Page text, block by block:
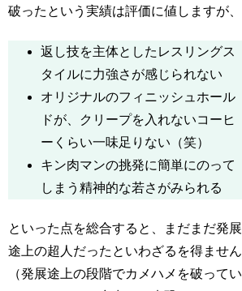
破ったという実績は評価に値しますが、
返し技を主体としたレスリングス
タイルに力強さが感じられない
オリジナルのフィニッシュホール
ドが、クリープを入れないコーヒ
ーくらい一味足りない（笑）
キン肉マンの挑発に簡単にのって
しまう精神的な若さがみられる
といった点を総合すると、まだまだ発展
途上の超人だったといわざるを得ません
（発展途上の段階でカメハメを破ってい